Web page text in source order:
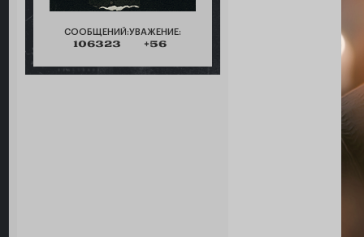
СООБЩЕНИЙ:
106323
УВАЖЕНИЕ:
+56